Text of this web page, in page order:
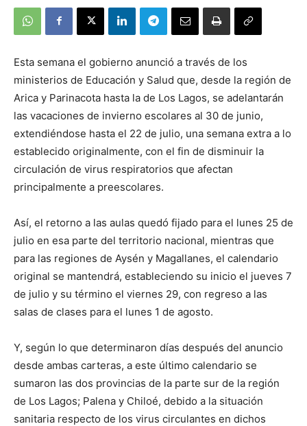
Esta semana el gobierno anunció a través de los
ministerios de Educación y Salud que, desde la región de
Arica y Parinacota hasta la de Los Lagos, se adelantarán
las vacaciones de invierno escolares al 30 de junio,
extendiéndose hasta el 22 de julio, una semana extra a lo
establecido originalmente, con el fin de disminuir la
circulación de virus respiratorios que afectan
principalmente a preescolares.
Así, el retorno a las aulas quedó fijado para el lunes 25 de
julio en esa parte del territorio nacional, mientras que
para las regiones de Aysén y Magallanes, el calendario
original se mantendrá, estableciendo su inicio el jueves 7
de julio y su término el viernes 29, con regreso a las
salas de clases para el lunes 1 de agosto.
Y, según lo que determinaron días después del anuncio
desde ambas carteras, a este último calendario se
sumaron las dos provincias de la parte sur de la región
de Los Lagos; Palena y Chiloé, debido a la situación
sanitaria respecto de los virus circulantes en dichos